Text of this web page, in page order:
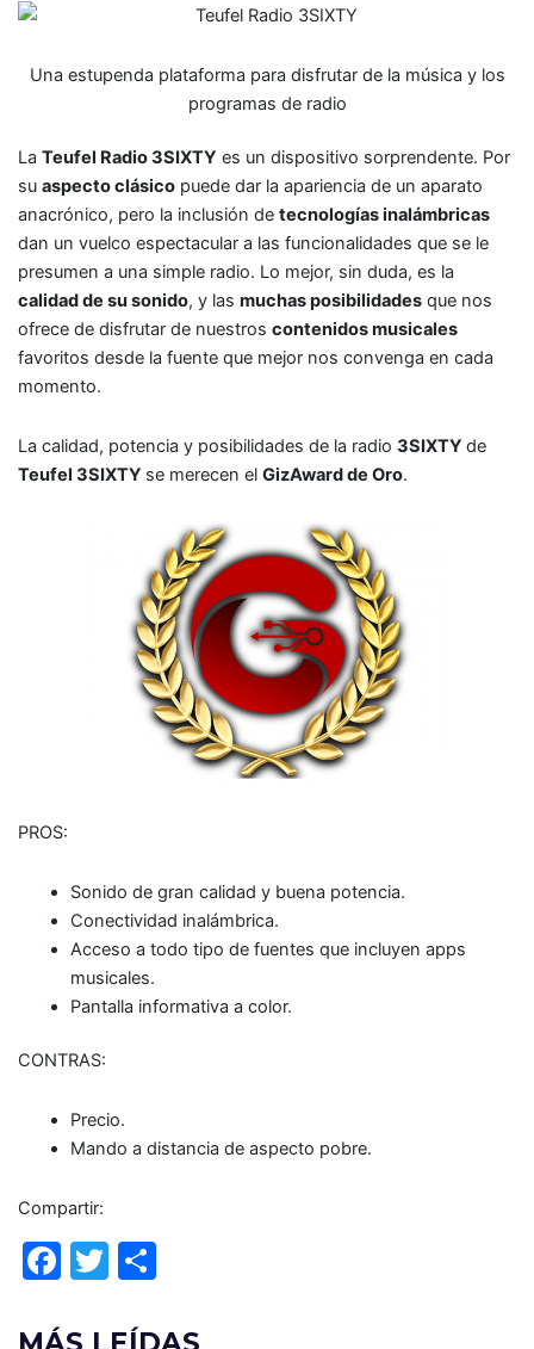
Una estupenda plataforma para disfrutar de la música y los
programas de radio
La Teufel Radio 3SIXTY es un dispositivo sorprendente. Por
su aspecto clásico puede dar la apariencia de un aparato
anacrónico, pero la inclusión de tecnologías inalámbricas
dan un vuelco espectacular a las funcionalidades que se le
presumen a una simple radio. Lo mejor, sin duda, es la
calidad de su sonido, y las muchas posibilidades que nos
ofrece de disfrutar de nuestros contenidos musicales
favoritos desde la fuente que mejor nos convenga en cada
momento.
La calidad, potencia y posibilidades de la radio 3SIXTY de
Teufel 3SIXTY se merecen el GizAward de Oro.
PROS:
Sonido de gran calidad y buena potencia.
Conectividad inalámbrica.
Acceso a todo tipo de fuentes que incluyen apps
musicales.
Pantalla informativa a color.
CONTRAS:
Precio.
Mando a distancia de aspecto pobre.
Compartir:
F
c
T
itt m